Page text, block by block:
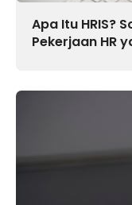
Apa Itu HRIS?
Pekerjaan HR